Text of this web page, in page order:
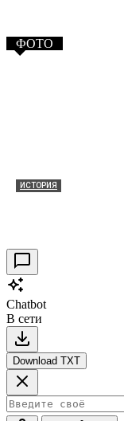
ФОТО
ИСТОРИЯ
Chatbot
В сети
Download TXT